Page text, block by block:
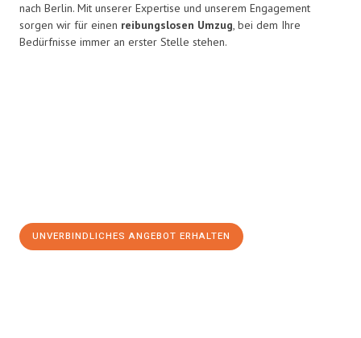
nach Berlin. Mit unserer Expertise und unserem Engagement
sorgen wir für einen reibungslosen Umzug, bei dem Ihre
Bedürfnisse immer an erster Stelle stehen.
UNVERBINDLICHES ANGEBOT ERHALTEN